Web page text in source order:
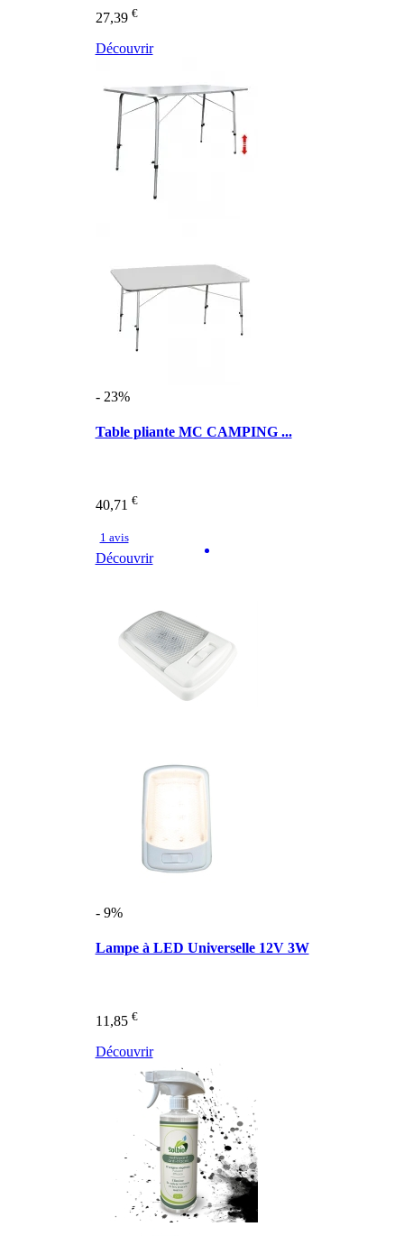
27,39 €
Découvrir
- 23%
Table pliante MC CAMPING ...
40,71 €
1 avis
Découvrir
- 9%
Lampe à LED Universelle 12V 3W
11,85 €
Découvrir